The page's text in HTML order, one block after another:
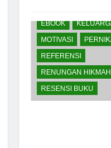
EBOOK
MOTIVASI
REFERENSI
RENUNGAN HIKMAH
RESENSI BUKU